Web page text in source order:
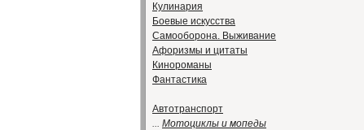
Кулинария
Боевые искусства
Самооборона. Выживание
Афоризмы и цитаты
Кинороманы
Фантастика
Автотранспорт
... Мотоциклы и мопеды